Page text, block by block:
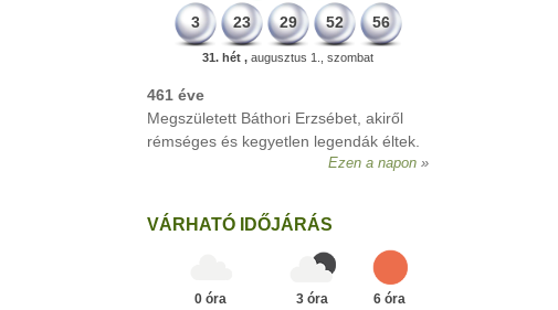
3 23 29 52 56
31. hét , augusztus 1., szombat
VÁRHATÓ IDŐJÁRÁS
0 óra
3 óra
6 óra